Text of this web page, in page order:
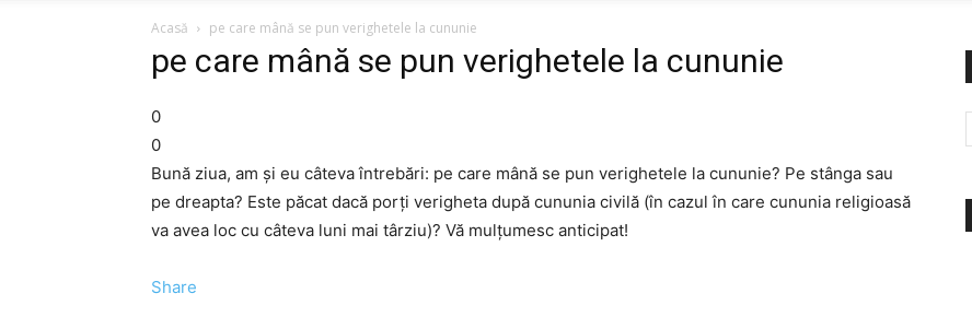
Acasă pe care mână se pun verighetele la cununie
pe care mână se pun verighetele la cununie
0
0
Bună ziua, am şi eu câteva întrebări: pe care mână se pun verighetele la cununie? Pe stânga sau
pe dreapta? Este păcat dacă porţi verigheta după cununia civilă (în cazul în care cununia religioasă
va avea loc cu câteva luni mai târziu)? Vă mulţumesc anticipat!
Share